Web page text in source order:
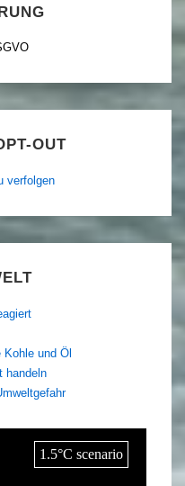
OUT
verfolgen
Kohle und Öl
handeln